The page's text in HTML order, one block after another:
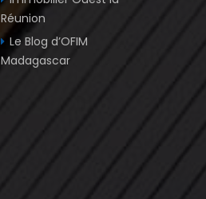
Réunion
Le Blog d’OFIM
Madagascar